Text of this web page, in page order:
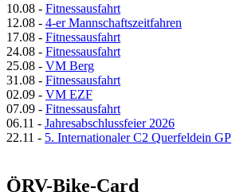
10.08 - Fitnessausfahrt
12.08 - 4-er Mannschaftszeitfahren
17.08 - Fitnessausfahrt
24.08 - Fitnessausfahrt
25.08 - VM Berg
31.08 - Fitnessausfahrt
02.09 - VM EZF
07.09 - Fitnessausfahrt
06.11 - Jahresabschlussfeier 2026
22.11 - 5. Internationaler C2 Querfeldein GP
ÖRV-Bike-Card